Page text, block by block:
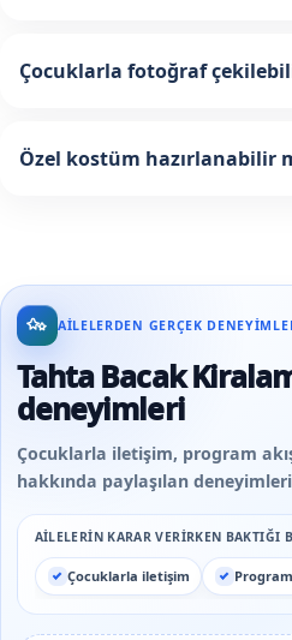
Çocuklarla fotoğraf
Özel kostüm hazırlanabilir
AILELERDEN GERÇEK
Tahta Bacak
deneyimleri
Çocuklarla iletişim, program
hakkında paylaşılan
AILELERIN KARAR VERIRKEN BAKTIĞI
Çocuklarla iletişim Program